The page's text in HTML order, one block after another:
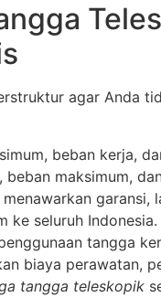
agar Anda
beban kerja,
maksimum,
ke seluruh Indonesia.
tangga
biaya perawatan,
tangga teleskopik